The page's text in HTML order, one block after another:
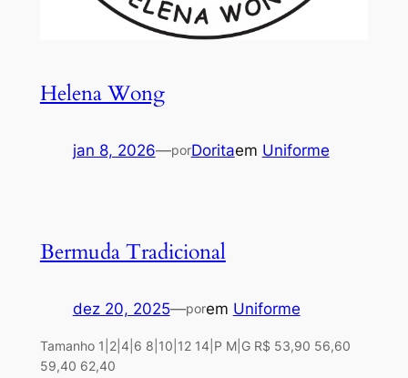
Helena Wong
jan 8, 2026—porDoritaem Uniforme
Bermuda Tradicional
dez 20, 2025—porem Uniforme
Tamanho 1|2|4|6 8|10|12 14|P M|G R$ 53,90 56,60
59,40 62,40